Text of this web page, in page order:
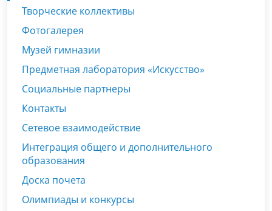
Творческие коллективы
Фотогалерея
Музей гимназии
Предметная лаборатория «Искусство»
Социальные партнеры
Контакты
Сетевое взаимодействие
Интеграция общего и дополнительного
образования
Доска почета
Олимпиады и конкурсы